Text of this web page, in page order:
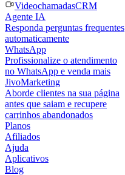
VideochamadasCRM
Agente IA
Responda perguntas frequentes
automaticamente
WhatsApp
Profissionalize o atendimento
no WhatsApp e venda mais
JivoMarketing
Aborde clientes na sua página
antes que saiam e recupere
carrinhos abandonados
Planos
Afiliados
Ajuda
Aplicativos
Blog